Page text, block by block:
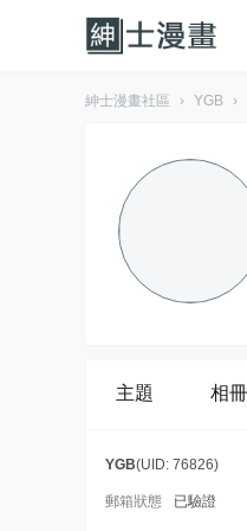
紳士漫畫社區 › YGB ›
主題 相冊
YGB(UID: 76826)
郵箱狀態 已驗證